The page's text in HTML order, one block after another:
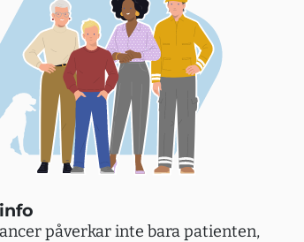
påverkar inte bara patienten,